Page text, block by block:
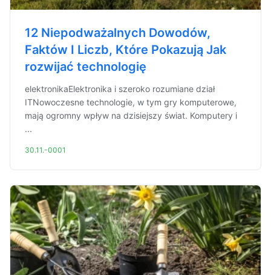
12 Niepodważalnych Dowodów,
Faktów I Liczb, Które Pokazują Jak
rozwijać technologię
elektronikaElektronika i szeroko rozumiane dział
ITNowoczesne technologie, w tym gry komputerowe,
mają ogromny wpływ na dzisiejszy świat. Komputery i
...
30.11.-0001